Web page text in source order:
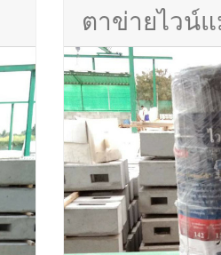
ตาข่ายไวน์